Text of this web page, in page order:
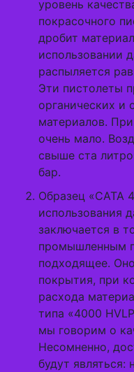
уровень
покрасочного
дробит
использовании
распыляется
Эти пистолеты
органических и
материалов.
очень мало.
свыше ста
бар.
Образец «САТА
использования
заключается в
промышленным
подходящее.
покрытия, при
расхода
типа «4000
мы говорим о
Несомненно,
будут являться: